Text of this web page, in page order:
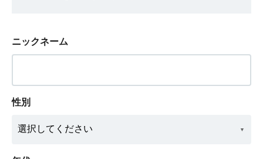
ニックネーム
性別